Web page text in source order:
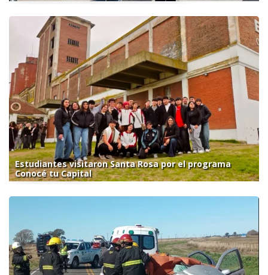
Estudiantes visitaron Santa Rosa por el programa
Conocé tu Capital